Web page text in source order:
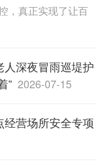
，真正实现了让百
人深夜冒雨巡堤护
” 2026-07-15
营场所安全专项